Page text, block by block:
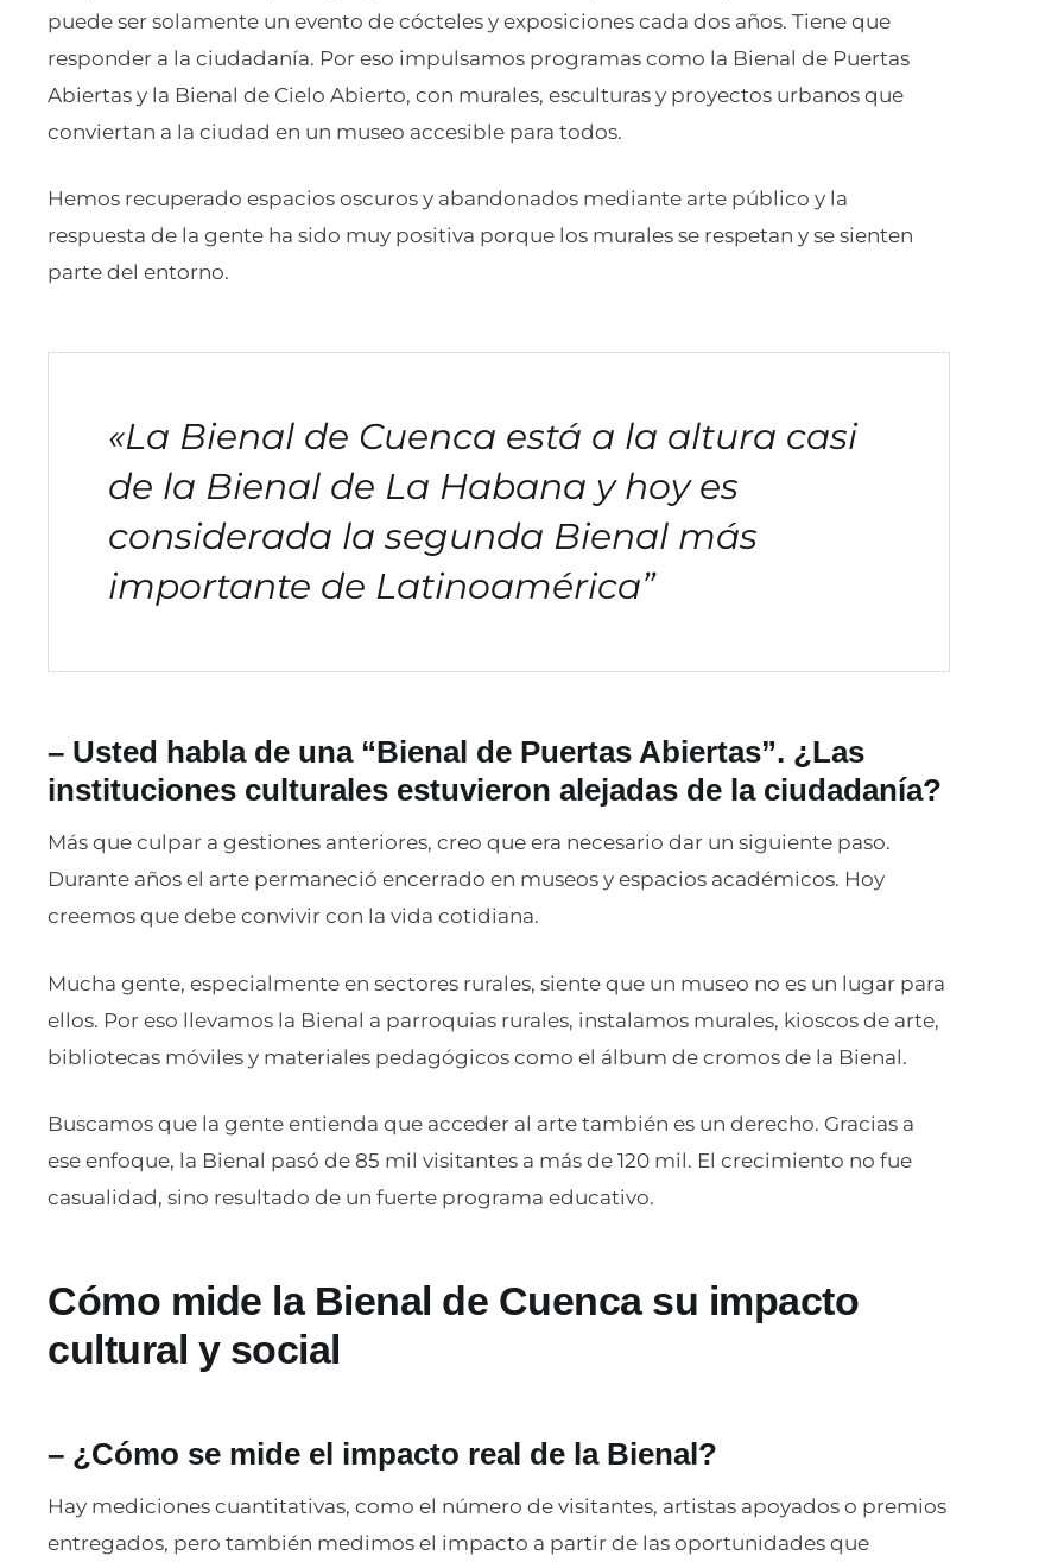
puede ser solamente un evento de cócteles y exposiciones cada dos años. Tiene que
responder a la ciudadanía. Por eso impulsamos programas como la Bienal de Puertas
Abiertas y la Bienal de Cielo Abierto, con murales, esculturas y proyectos urbanos que
conviertan a la ciudad en un museo accesible para todos.
Hemos recuperado espacios oscuros y abandonados mediante arte público y la
respuesta de la gente ha sido muy positiva porque los murales se respetan y se sienten
parte del entorno.
«La Bienal de Cuenca está a la altura casi
de la Bienal de La Habana y hoy es
considerada la segunda Bienal más
importante de Latinoamérica”
– Usted habla de una “Bienal de Puertas Abiertas”. ¿Las
instituciones culturales estuvieron alejadas de la ciudadanía?
Más que culpar a gestiones anteriores, creo que era necesario dar un siguiente paso.
Durante años el arte permaneció encerrado en museos y espacios académicos. Hoy
creemos que debe convivir con la vida cotidiana.
Mucha gente, especialmente en sectores rurales, siente que un museo no es un lugar para
ellos. Por eso llevamos la Bienal a parroquias rurales, instalamos murales, kioscos de arte,
bibliotecas móviles y materiales pedagógicos como el álbum de cromos de la Bienal.
Buscamos que la gente entienda que acceder al arte también es un derecho. Gracias a
ese enfoque, la Bienal pasó de 85 mil visitantes a más de 120 mil. El crecimiento no fue
casualidad, sino resultado de un fuerte programa educativo.
Cómo mide la Bienal de Cuenca su impacto
cultural y social
– ¿Cómo se mide el impacto real de la Bienal?
Hay mediciones cuantitativas, como el número de visitantes, artistas apoyados o premios
entregados, pero también medimos el impacto a partir de las oportunidades que